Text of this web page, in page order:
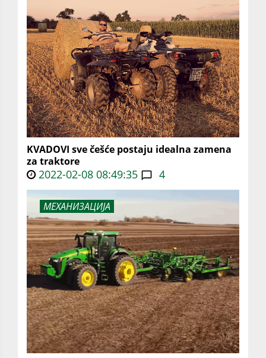
KVADOVI sve češće postaju idealna zamena
za traktore
2022-02-08 08:49:35 4
МЕХАНИЗАЦИЈА